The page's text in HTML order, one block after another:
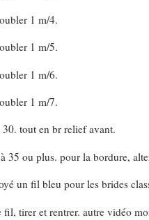
1 m/4.
1 m/5.
1 m/6.
1 m/7.
30. tout en br relief avant.
35 ou plus. pour la bordure,
un fil bleu pour les brides
fil, tirer et rentrer. autre vidéo